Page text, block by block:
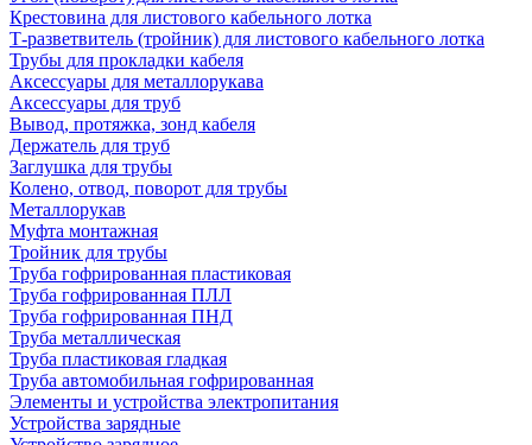
Крестовина для листового кабельного лотка
Т-разветвитель (тройник) для листового кабельного лотка
Трубы для прокладки кабеля
Аксессуары для металлорукава
Аксессуары для труб
Вывод, протяжка, зонд кабеля
Держатель для труб
Заглушка для трубы
Колено, отвод, поворот для трубы
Металлорукав
Муфта монтажная
Тройник для трубы
Труба гофрированная пластиковая
Труба гофрированная ПЛЛ
Труба гофрированная ПНД
Труба металлическая
Труба пластиковая гладкая
Труба автомобильная гофрированная
Элементы и устройства электропитания
Устройства зарядные